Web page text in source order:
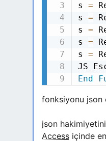
s =
s =
s =
s =
s =
End
fonksiyonu json
json
Access içinde